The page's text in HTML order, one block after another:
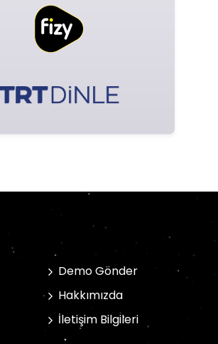
Demo Gönder
Hakkımızda
İletişim Bilgileri